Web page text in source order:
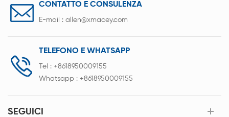
CONTATTO E CONSULENZA
E-mail : allen@xmacey.com
TELEFONO E WHATSAPP
Tel : +8618950009155
Whatsapp : +8618950009155
SEGUICI